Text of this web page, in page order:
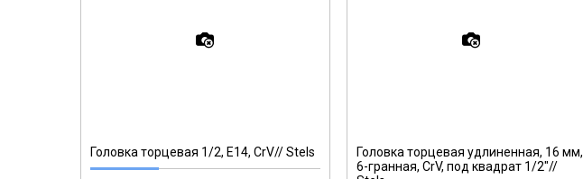
Головка торцевая 1/2, Е14, CrV// Stels
Головка торцевая удлиненная, 16 мм,
6-гранная, CrV, под квадрат 1/2"//